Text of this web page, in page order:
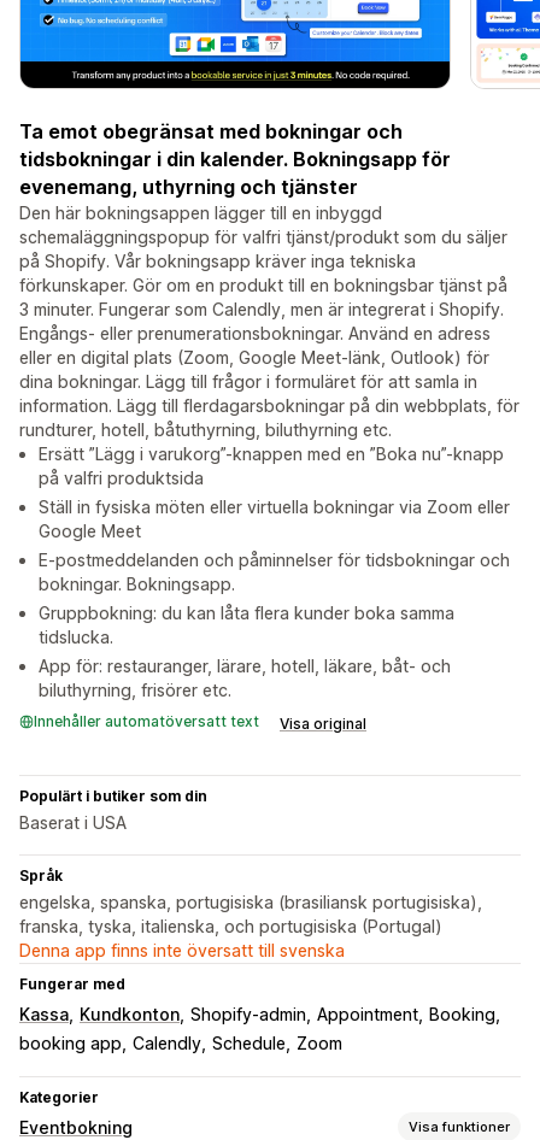
Ta emot obegränsat med bokningar och
tidsbokningar i din kalender. Bokningsapp för
evenemang, uthyrning och tjänster
Den här bokningsappen lägger till en inbyggd
schemaläggningspopup för valfri tjänst/produkt som du säljer
på Shopify. Vår bokningsapp kräver inga tekniska
förkunskaper. Gör om en produkt till en bokningsbar tjänst på
3 minuter. Fungerar som Calendly, men är integrerat i Shopify.
Engångs- eller prenumerationsbokningar. Använd en adress
eller en digital plats (Zoom, Google Meet-länk, Outlook) för
dina bokningar. Lägg till frågor i formuläret för att samla in
information. Lägg till flerdagarsbokningar på din webbplats, för
rundturer, hotell, båtuthyrning, biluthyrning etc.
Ersätt ”Lägg i varukorg”-knappen med en ”Boka nu”-knapp
på valfri produktsida
Ställ in fysiska möten eller virtuella bokningar via Zoom eller
Google Meet
E-postmeddelanden och påminnelser för tidsbokningar och
bokningar. Bokningsapp.
Gruppbokning: du kan låta flera kunder boka samma
tidslucka.
App för: restauranger, lärare, hotell, läkare, båt- och
biluthyrning, frisörer etc.
Innehåller automatöversatt text Visa original
Populärt i butiker som din
Baserat i USA
Språk
engelska, spanska, portugisiska (brasiliansk portugisiska),
franska, tyska, italienska, och portugisiska (Portugal)
Denna app finns inte översatt till svenska
Fungerar med
Kassa Kundkonton Shopify-admin Appointment
Booking
booking app Calendly Schedule Zoom
Kategorier
Eventbokning Visa funktioner